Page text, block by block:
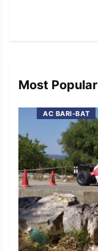
Most Popular
AC BARI-BAT